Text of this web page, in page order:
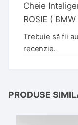
Cheie
ROSIE (
Trebuie să fii
recenzie.
PRODUSE